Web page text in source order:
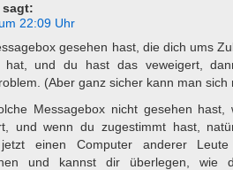
sagt:
22:09 Uhr
gesehen hast, die dich ums
hat, und du hast das veweigert,
(Aber ganz sicher kann man sich
Messagebox nicht gesehen hast,
und wenn du zugestimmt hast,
einen Computer anderer
und kannst dir überlegen, wie